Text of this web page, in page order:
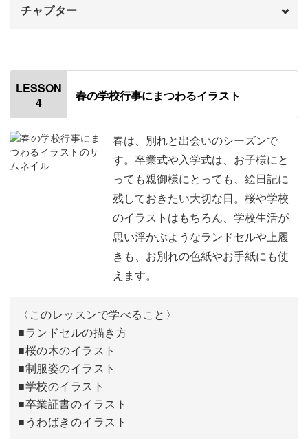
チャプター
はじめに
使用材料・道具
今回練習するイラストについて 01:56
枡と豆の絵を描く 02:39
07:25
11:03
16:07
ひな祭りを描く
完成♪
LESSON
4
春の学校行事にまつわるイラスト
春は、別れと出会いのシーズンで
す。卒業式や入学式は、お子様にと
っても親御様にとっても、絵日記に
残しておきたい大切な日。桜や学校
のイラストはもちろん、学校生活が
思い浮かぶようなランドセルや上履
きも、お別れの色紙やお手紙にも使
えます。
〈このレッスンで学べること〉
■ランドセルの描き方
■桜の木のイラスト
■制服姿のイラスト
■学校のイラスト
■卒業証書のイラスト
■うわばきのイラスト